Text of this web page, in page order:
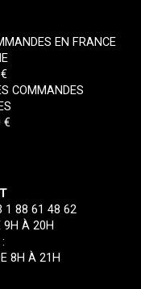
EN FRANCE
COMMANDES
€
1 88 61 48 62
9H À 20H
8H À 21H